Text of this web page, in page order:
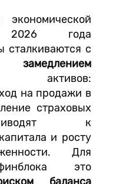
2026 года
сталкиваются с
замедлением
на продажи в
страховых
к
и росту
Для
это